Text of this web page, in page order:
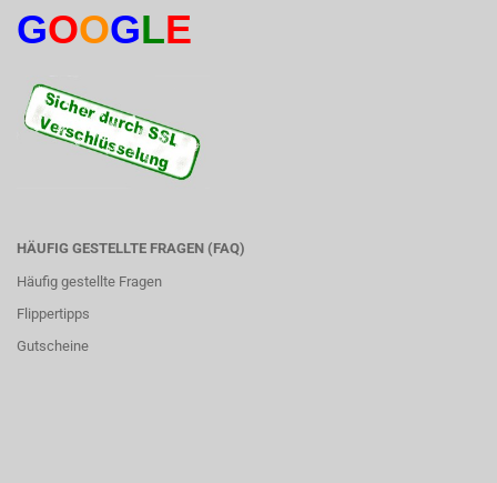
GOOGLE
HÄUFIG GESTELLTE FRAGEN (FAQ)
Häufig gestellte Fragen
Flippertipps
Gutscheine